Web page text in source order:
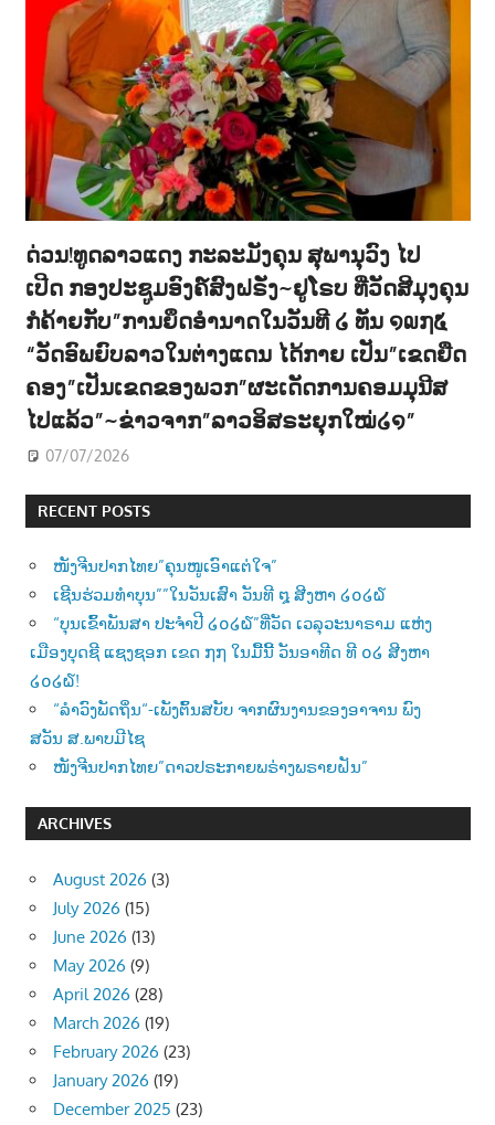
ດ່ວນ!ທູດລາວແດງ ກະລະມັງຄຸນ ສຸພານຸວົງ ໄປ
ເປີດ ກອງປະຊູມອົງຄ໌ສົງຝຣັ່ງ~ຢູໂຣບ ທີ່ວັດສີມຸງຄຸນ
ກໍຄ້າຍກັບ”ການຍຶດອຳນາດໃນວັນທີ ໒ ທັນ ໑໙໗໕
“ວັດອົພຍົບລາວໃນຕ່າງແດນ ໄດ້ກາຍ ເປັນ”ເຂດຍືດ
ຄອງ”ເປັນເຂດຂອງພວກ”ຜະເດັດການຄອມມຸນີສ
ໄປແລ້ວ”~ຂ່າວຈາກ”ລາວອິສຣະຍຸກໃໝ່໒໑”
07/07/2026
RECENT POSTS
ໜັງຈີນປາກໄທຍ”ຄຸນໜູເອົາແຕ່ໃຈ”
ເຊີນຮ່ວມທຳບຸນ””ໃນວັນເສົາ ວັນທີ ໘ ສີງຫາ ໒໐໒໖
“ບຸນເຂົ້າພັນສາ ປະຈຳປີ ໒໐໒໖”ທີ່ວັດ ເວລຸວະນາຣາມ ແຫ່ງ
ເມືອງບຸດຊີ ແຊງຊອກ ເຂດ ໗໗ ໃນມື້ນີ້ ວັນອາທີດ ທີ ໐໒ ສີງຫາ
໒໐໒໖!
“ລຳວົງພັດຖິ່ນ“-ເພັງຕົ້ນສບັບ ຈາກຜົນງານຂອງອາຈານ ພົງ
ສວັນ ສ.ພາບມີໄຊ
ໜັງຈີນປາກໄທຍ”ດາວປຣະກາຍພຣ່າງພຣາຍຝັນ”
ARCHIVES
August 2026 (3)
July 2026 (15)
June 2026 (13)
May 2026 (9)
April 2026 (28)
March 2026 (19)
February 2026 (23)
January 2026 (19)
December 2025 (23)